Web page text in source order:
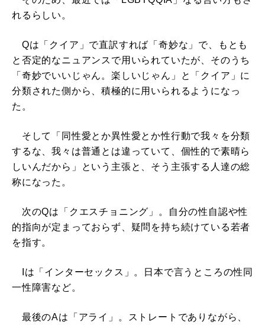
れるらしい。
Qは「クイア」で直訳すれば「奇妙な」で、もとも
と否定的なニュアンスで用いられていたが、そのうち
「奇妙でいいじゃん。楽しいじゃん」と「クイア」に
分類された側から、積極的に用いられるようになっ
た。
そして「同性愛とか異性愛とか性行動で我々を分類
するな、我々は普通とは違っていて、個性的で素晴ら
しいんだから」という主張と、そう主張する人達の総
称になった。
次のQは「クエスチョニング」。自分の性自認や性
的指向が定まっておらず、疑問を持ち続けている若者
を指す。
Iは「インターセックス」。日本で言うところの性同
一性障害など。
最後のAは「アライ」。ストレートでありながら、